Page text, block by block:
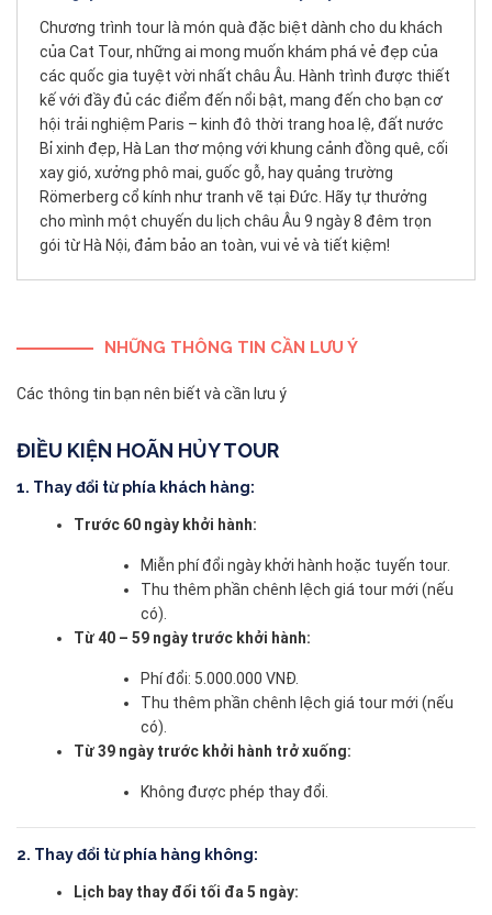
Chương trình tour là món quà đặc biệt dành cho du khách
của Cat Tour, những ai mong muốn khám phá vẻ đẹp của
các quốc gia tuyệt vời nhất châu Âu. Hành trình được thiết
kế với đầy đủ các điểm đến nổi bật, mang đến cho bạn cơ
hội trải nghiệm Paris – kinh đô thời trang hoa lệ, đất nước
Bỉ xinh đẹp, Hà Lan thơ mộng với khung cảnh đồng quê, cối
xay gió, xưởng phô mai, guốc gỗ, hay quảng trường
Römerberg cổ kính như tranh vẽ tại Đức. Hãy tự thưởng
cho mình một chuyến du lịch châu Âu 9 ngày 8 đêm trọn
gói từ Hà Nội, đảm bảo an toàn, vui vẻ và tiết kiệm!
NHỮNG THÔNG TIN CẦN LƯU Ý
Các thông tin bạn nên biết và cần lưu ý
ĐIỀU KIỆN HOÃN HỦY TOUR
1. Thay đổi từ phía khách hàng:
Trước 60 ngày khởi hành:
Miễn phí đổi ngày khởi hành hoặc tuyến tour.
Thu thêm phần chênh lệch giá tour mới (nếu
có).
Từ 40 – 59 ngày trước khởi hành:
Phí đổi: 5.000.000 VNĐ.
Thu thêm phần chênh lệch giá tour mới (nếu
có).
Từ 39 ngày trước khởi hành trở xuống:
Không được phép thay đổi.
2. Thay đổi từ phía hàng không:
Lịch bay thay đổi tối đa 5 ngày: